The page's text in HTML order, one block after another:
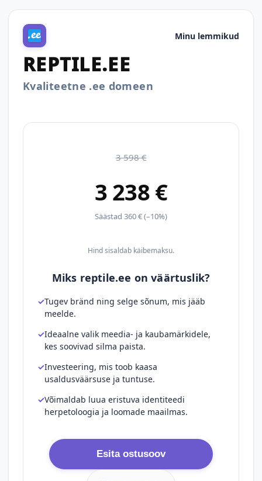
Minu lemmikud
REPTILE.EE
Kvaliteetne .ee domeen
3 598 €
3 238 €
Säästad 360 € (–10%)
Hind sisaldab käibemaksu.
Miks reptile.ee on väärtuslik?
Tugev bränd ning selge sõnum, mis jääb
meelde.
Ideaalne valik meedia- ja kaubamärkidele,
kes soovivad silma paista.
Investeering, mis toob kaasa
usaldusväärsuse ja tuntuse.
Võimaldab luua eristuva identiteedi
herpetoloogia ja loomade maailmas.
Esita ostusoov